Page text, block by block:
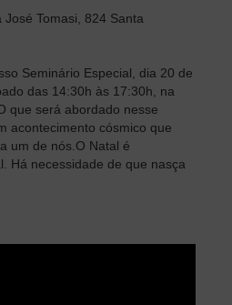
José Tomasi, 824 Santa
Seminário Especial, dia 20 de
das 14:30h às 17:30h, na
que será abordado nesse
acontecimento cósmico que
um de nós.O Natal é
Há necessidade de que nasça